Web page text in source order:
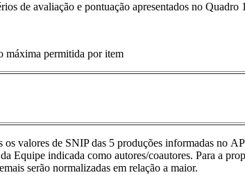
de avaliação e pontuação apresentados no
máxima permitida por item
os valores de SNIP das 5 produções informadas no
Equipe indicada como autores/coautores. Para a
serão normalizadas em relação a maior.